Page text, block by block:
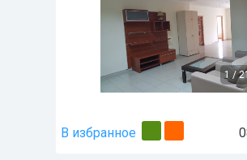
1 /
В избранное